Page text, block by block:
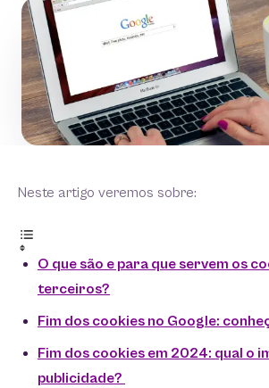
Neste artigo veremos sobre:
O que são e para que servem os
terceiros?
Fim dos cookies no Google:
Fim dos cookies em 2024: qual o
publicidade?